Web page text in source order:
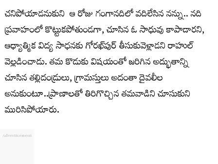
చనిపోయాడనుకుని ఆ రోజు గంగానదిలో వదిలేసిన నన్ను.. నది
ప్రవాహంలో కొట్టుకపోతుండగా, చూసిన ఓ సాధువు కాపాడారని,
ఆధ్యాత్మిక విద్య సాధనకు గోరఖ్‌పుర్‌ తీసుకువెళ్లాడని రాహుల్‌
వెల్లడించాడు. తమ కొడుకు విషయంతో జరిగిన అద్భుతాన్ని
చూసిన తల్లిదండ్రులు, గ్రామస్తులు అదంతా దైవలీల
అనుకుంటూ..ప్రాణాలతో తిరిగొచ్చిన తమవాడిని చూసుకుని
మురిసిపోయారు.